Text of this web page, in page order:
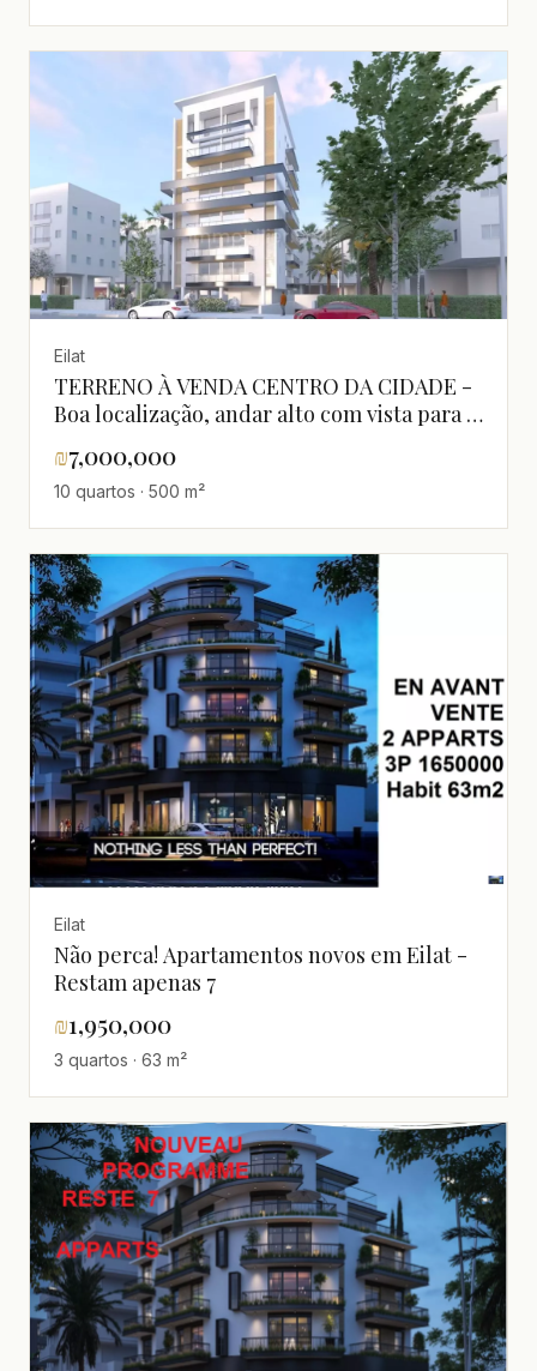
Eilat
TERRENO À VENDA CENTRO DA CIDADE -
Boa localização, andar alto com vista para o
₪7,000,000
10 quartos · 500 m²
Eilat
Não perca! Apartamentos novos em Eilat -
Restam apenas 7
₪1,950,000
3 quartos · 63 m²